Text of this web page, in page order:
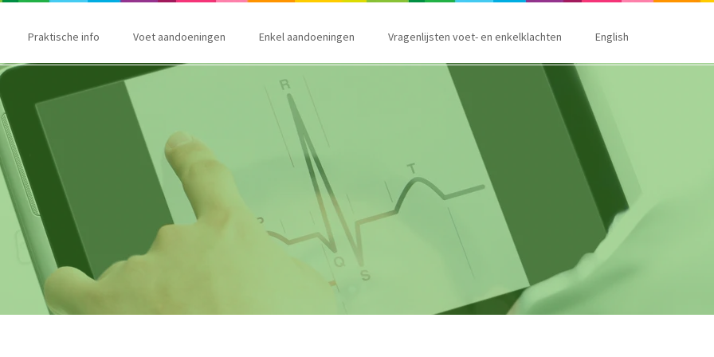
Praktische info Voet aandoeningen Enkel aandoeningen Vragenlijsten voet- en enkelklachten English